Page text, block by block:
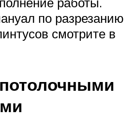
по разрезанию
смотрите в